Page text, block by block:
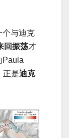
个与迪克
回振荡才
Paula
正是迪克